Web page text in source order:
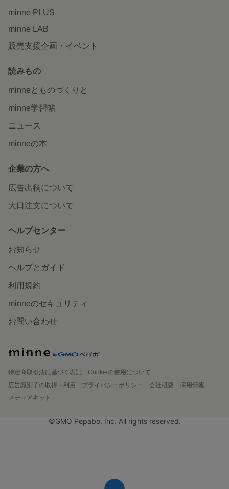
minne PLUS
minne LAB
販売支援企画・イベント
読みもの
minneとものづくりと
minne学習帖
ニュース
minneの本
企業の方へ
広告出稿について
大口注文について
ヘルプセンター
お知らせ
ヘルプとガイド
利用規約
minneのセキュリティ
お問い合わせ
特定商取引法に基づく表記
Cookieの使用について
広告識別子の取得・利用
プライバシーポリシー 会社概要
採用情報
メディアキット
©GMO Pepabo, Inc. All rights reserved.